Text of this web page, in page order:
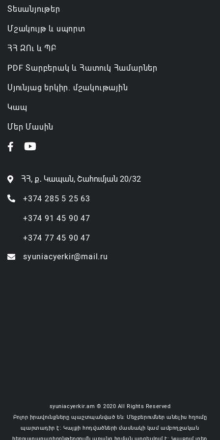
06.08.2026 12:45
Տեսանյութեր
Մշակույթ և սպորտ
ՀՀ ԶՈւ և ՊԲ
PDF Տարբերակ և Հատուկ Համարներ
Սյունյաց երկիր. մշակութային
Կապ
Մեր Մասին
ՀՀ, ք․ Կապան, Շահումյան 20/32
+374 285 5 25 63
+374 91 45 90 47
+374 77 45 90 47
syuniacyerkir@mail.ru
syuniacyerkir.am © 2020 All Rights Reserved
Բոլոր իրավունքները պաշտպանված են: Մեջբերումներ անելիս հղումը
պարտադիր է: Կայքի հոդվածների մասնակի կամ ամբողջական